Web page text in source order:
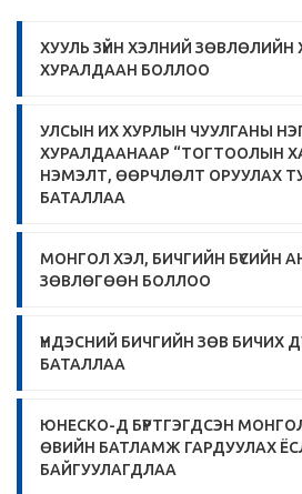
ХУУЛЬ ЗҮЙН ХЭЛНИЙ ЗӨВЛӨЛИЙН
ХУРАЛДААН БОЛЛОО
УЛСЫН ИХ ХУРЛЫН ЧУУЛГАНЫ
ХУРАЛДААНААР “ТОГТООЛЫН
НЭМЭЛТ, ӨӨРЧЛӨЛТ ОРУУЛАХ
БАТАЛЛАА
МОНГОЛ ХЭЛ, БИЧГИЙН БҮСИЙН
ЗӨВЛӨГӨӨН БОЛЛОО
ҮНДЭСНИЙ БИЧГИЙН ЗӨВ БИЧИХ
БАТАЛЛАА
ЮНЕСКО-Д БҮРТГЭГДСЭН
ӨВИЙН БАТЛАМЖ ГАРДУУЛАХ
БАЙГУУЛАГДЛАА